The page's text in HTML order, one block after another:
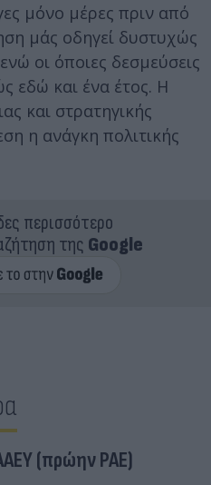
μόνο μέρες πριν από
μάς οδηγεί δυστυχώς
οι όποιες δεσμεύσεις
εδώ και ένα έτος. Η
και στρατηγικής
η ανάγκη πολιτικής
περισσότερο
της Google
(πρώην ΡΑΕ)